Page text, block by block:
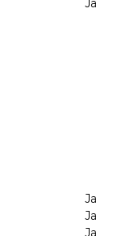
Ja
Ja
Ja
Ja